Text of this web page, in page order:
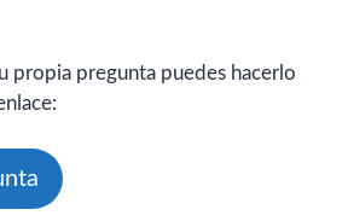
propia pregunta puedes hacerlo